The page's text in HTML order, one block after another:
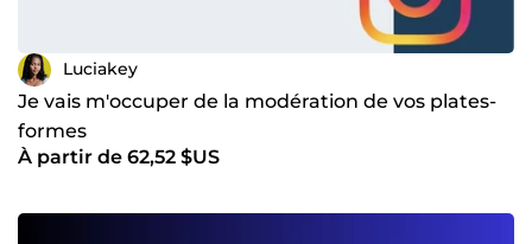
Luciakey
Je vais m'occuper de la modération de vos plates-
formes
À partir de 62,52 $US